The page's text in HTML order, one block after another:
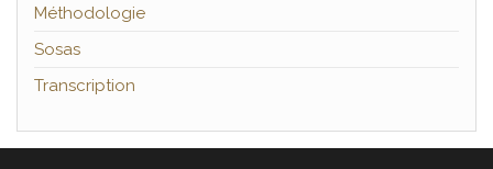
Méthodologie
Sosas
Transcription